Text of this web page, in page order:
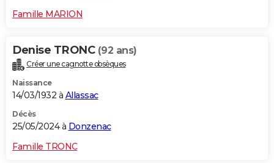
Famille MARION
Denise TRONC (92 ans)
Créer une cagnotte obsèques
Naissance
14/03/1932 à Allassac
Décès
25/05/2024 à Donzenac
Famille TRONC